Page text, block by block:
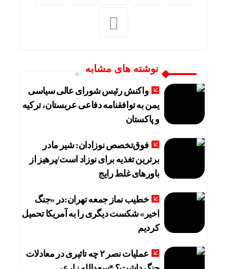
نوشته های مشابه
واکنش رئیس شورای عالی سیاسی
یمن به توافقنامه دفاعی عربستان، ترکیه
و پاکستان
فوق‌تخصص نوزادان: شیر مادر
برترین تغذیه برای نوزاد است/پرهیز از
باورهای غلط رایج
خطیب نماز جمعه تهران:در «جنگ
اخیر» شکست دیگری را به آمریکا تحمیل
کردیم
عملیات نصر ۲ چه تاثیری در معادلات